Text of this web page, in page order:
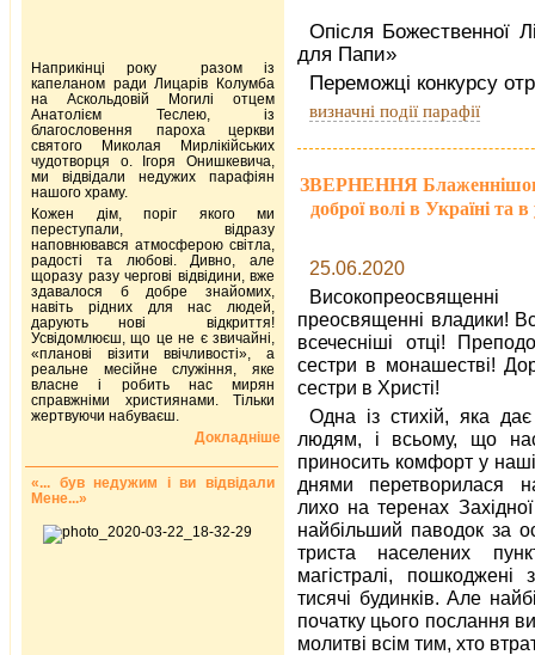
Опісля Божественної
для Папи»
Переможці конкурсу
визначні події парафії
ЗВЕРНЕННЯ
доброї волі в Україні та
25.06.2020
преосвященні владики!
всечесніші отці!
сестри в монашестві!
сестри в Христі!
Одна із стихій, яка
людям, і всьому, що
приносить комфорт у
днями перетворилася
лихо на теренах
найбільший паводок за
триста населених
магістралі, пошкоджені
тисячі будинків. Але
початку цього послання
молитві всім тим, хто
Наприкінці року разом із
капеланом ради Лицарів Колумба
на Аскольдовій Могилі отцем
Анатолієм Теслею, із
благословення пароха церкви
святого Миколая Мирлікійських
чудотворця о. Ігоря Онишкевича,
ми відвідали недужих парафіян
нашого храму.
Кожен дім, поріг якого ми
переступали, відразу
наповнювався атмосферою світла,
радості та любові. Дивно, але
щоразу разу чергові відвідини, вже
здавалося б добре знайомих,
навіть рідних для нас людей,
дарують нові відкриття!
Усвідомлюєш, що це не є звичайні,
«планові візити ввічливості», а
реальне месійне служіння, яке
власне і робить нас мирян
справжніми християнами. Тільки
жертвуючи набуваєш.
Докладніше
«... був недужим і ви відвідали
Мене...»